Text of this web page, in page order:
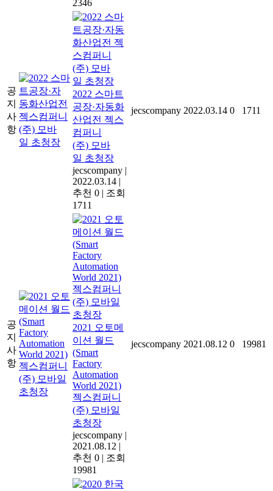
2346
공
지
사
항
2022 스마트
공장·자동화
산업전 젝스
컴퍼니
(주) 모바
일 초청장
jecscompany |
2022.03.14 |
추천 0 | 조회
1711
jecscompany 2022.03.14 0 1711
공
지
사
항
2021 오토메
이션 월드
(Smart
Factory
Automation
World 2021)
젝스컴퍼니
(주) 모바일
초청장
jecscompany |
2021.08.12 |
추천 0 | 조회
19981
jecscompany 2021.08.12 0 19981